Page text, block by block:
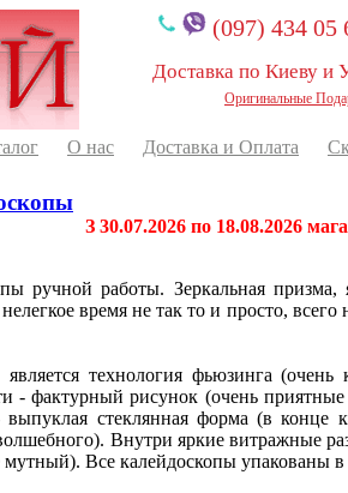
(097) 434 05
Доставка по Киеву и
Оригинальные
О нас Доставка и Оплата
З 30.07.2026 по 18.08.2026
ручной работы. Зеркальная
время не так то и просто,
технология фьюзинга (очень
- фактурный рисунок (очень
стеклянная форма (в конце
Внутри яркие витражные
Все калейдоскопы упакованы